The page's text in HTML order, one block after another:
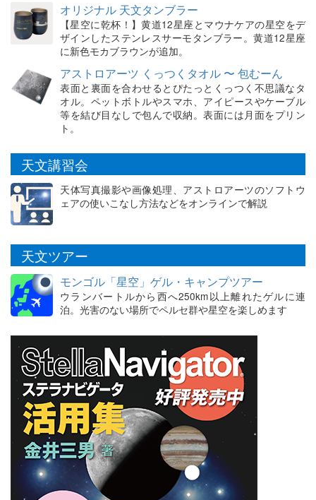
オリジナル 天文タンブラー
【星空に乾杯！】黄道12星座とマウナケアの星空をデ
ザインしたステンレスサーモタンブラー。黄道12星座
に新色モカブラウンが追加。
アストロアーツ くっつくタオル 〜 包むーん
表面と裏面を合わせるとぴたっとくっつく不思議なタ
オル。ペットボトルやスマホ、アイピースやケーブル
等を結び目なしで包んで収納。表面には月面をプリン
ト。
天文講習会
天体写真撮影や画像処理、アストロアーツのソフトウ
ェアの使いこなし方法などをオンラインで解説
天文ツアー
モンゴル「星空」ゲル・キャンプツアー
ウランバートルから西へ250km以上離れたゲルに連
泊。光害のない場所でペルセ群や星空を楽しめます